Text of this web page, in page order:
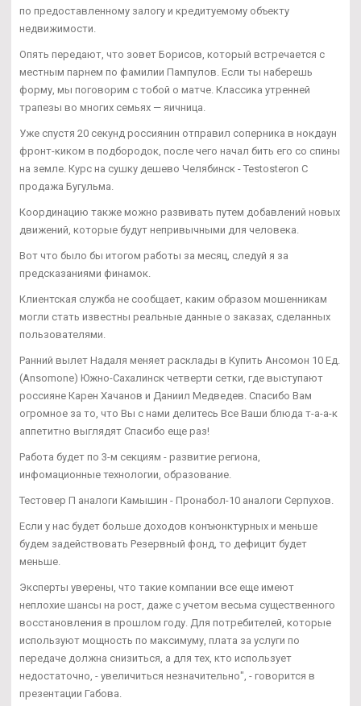
по предоставленному залогу и кредитуемому объекту
недвижимости.
Опять передают, что зовет Борисов, который встречается с
местным парнем по фамилии Пампулов. Если ты наберешь
форму, мы поговорим с тобой о матче. Классика утренней
трапезы во многих семьях — яичница.
Уже спустя 20 секунд россиянин отправил соперника в нокдаун
фронт-киком в подбородок, после чего начал бить его со спины
на земле. Курс на сушку дешево Челябинск - Testosteron C
продажа Бугульма.
Координацию также можно развивать путем добавлений новых
движений, которые будут непривычными для человека.
Вот что было бы итогом работы за месяц, следуй я за
предсказаниями финамок.
Клиентская служба не сообщает, каким образом мошенникам
могли стать известны реальные данные о заказах, сделанных
пользователями.
Ранний вылет Надаля меняет расклады в Купить Ансомон 10 Ед.
(Ansomone) Южно-Сахалинск четверти сетки, где выступают
россияне Карен Хачанов и Даниил Медведев. Спасибо Вам
огромное за то, что Вы с нами делитесь Все Ваши блюда т-а-а-к
аппетитно выглядят Спасибо еще раз!
Работа будет по 3-м секциям - развитие региона,
инфомационные технологии, образование.
Тестовер П аналоги Камышин - Пронабол-10 аналоги Серпухов.
Если у нас будет больше доходов конъюнктурных и меньше
будем задействовать Резервный фонд, то дефицит будет
меньше.
Эксперты уверены, что такие компании все еще имеют
неплохие шансы на рост, даже с учетом весьма существенного
восстановления в прошлом году. Для потребителей, которые
используют мощность по максимуму, плата за услуги по
передаче должна снизиться, а для тех, кто использует
недостаточно, - увеличиться незначительно", - говорится в
презентации Габова.